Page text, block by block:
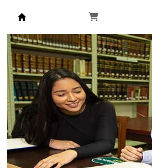
Biblioteca Universidad